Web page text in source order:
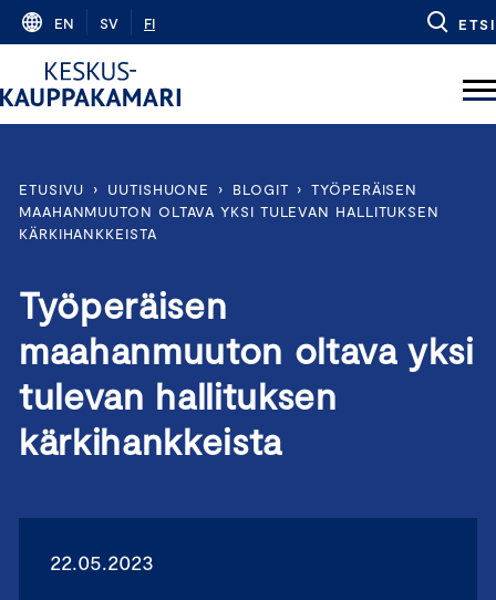
Skip
content
EN SV FI ETSI
ETUSIVU › UUTISHUONE › BLOGIT › TYÖPERÄISEN
MAAHANMUUTON OLTAVA YKSI TULEVAN HALLITUKSEN
KÄRKIHANKKEISTA
Työperäisen
maahanmuuton oltava yksi
tulevan hallituksen
kärkihankkeista
22.05.2023